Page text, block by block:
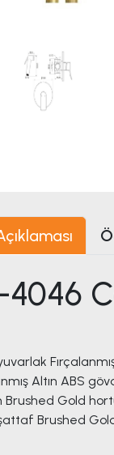
4046
Altın ABS
Brushed Gold
şattaf Brushed